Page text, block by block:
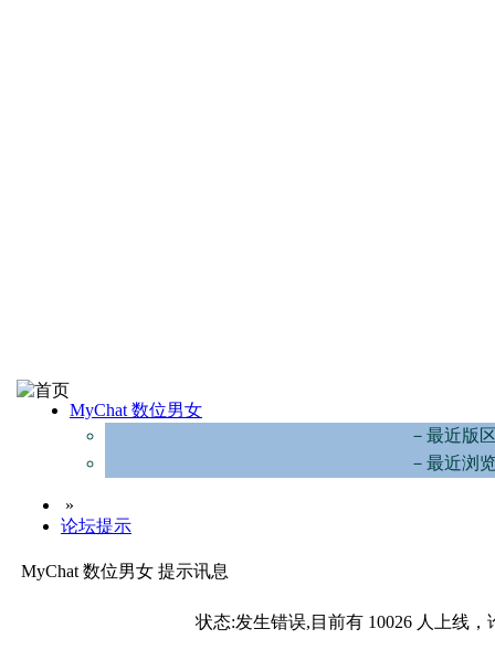
MyChat 数位男女
－最近版
－最近浏
»
论坛提示
MyChat 数位男女 提示讯息
状态:发生错误,目前有 10026 人上线